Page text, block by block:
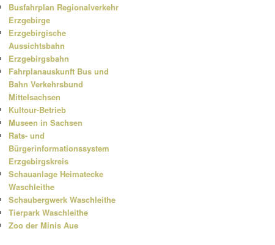
Busfahrplan Regionalverkehr
Erzgebirge
Erzgebirgische
Aussichtsbahn
Erzgebirgsbahn
Fahrplanauskunft Bus und
Bahn Verkehrsbund
Mittelsachsen
Kultour-Betrieb
Museen in Sachsen
Rats- und
Bürgerinformationssystem
Erzgebirgskreis
Schauanlage Heimatecke
Waschleithe
Schaubergwerk Waschleithe
Tierpark Waschleithe
Zoo der Minis Aue